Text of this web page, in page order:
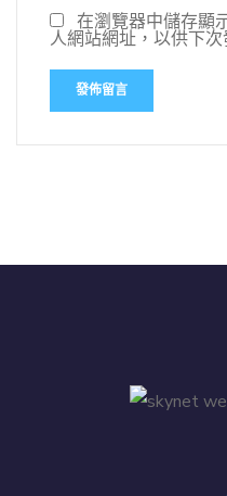
在瀏覽器中儲存顯
人網站網址，以供下